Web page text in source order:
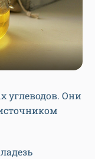
углеводов. Они